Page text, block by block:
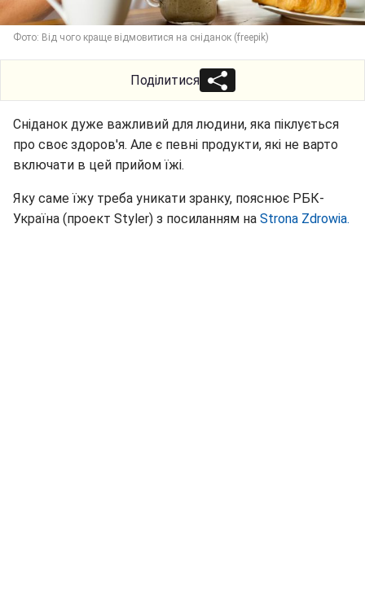
Фото: Від чого краще відмовитися на сніданок (freepik)
Поділитися
Сніданок дуже важливий для людини, яка піклується
про своє здоров'я. Але є певні продукти, які не варто
включати в цей прийом їжі.
Яку саме їжу треба уникати зранку, пояснює РБК-
Україна (проект Styler) з посиланням на Strona Zdrowia.